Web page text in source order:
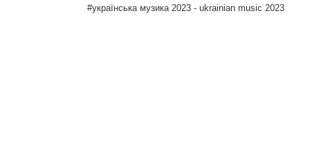
#українська музика 2023 - ukrainian music 2023